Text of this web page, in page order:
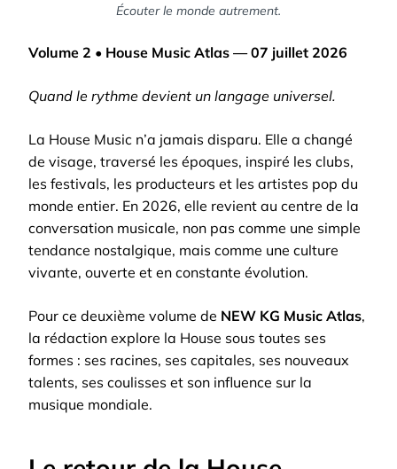
Écouter le monde autrement.
Volume 2 • House Music Atlas — 07 juillet 2026
Quand le rythme devient un langage universel.
La House Music n’a jamais disparu. Elle a changé
de visage, traversé les époques, inspiré les clubs,
les festivals, les producteurs et les artistes pop du
monde entier. En 2026, elle revient au centre de la
conversation musicale, non pas comme une simple
tendance nostalgique, mais comme une culture
vivante, ouverte et en constante évolution.
Pour ce deuxième volume de NEW KG Music Atlas,
la rédaction explore la House sous toutes ses
formes : ses racines, ses capitales, ses nouveaux
talents, ses coulisses et son influence sur la
musique mondiale.